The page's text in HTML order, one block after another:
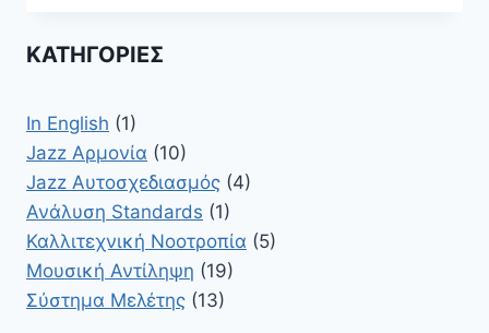
ΚΑΤΑΝΟΉΣΕΙΣ
ΑΡΜΟΝΊΑ
ΚΑΙ
ΤΗ
ΓΛΏΣΣΑ
ΤΟΥ
JAZZ
BLUES
ΚΑΤΗΓΟΡΊΕΣ
In English (1)
Jazz Αρμονία (10)
Jazz Αυτοσχεδιασμός (4)
Ανάλυση Standards (1)
Καλλιτεχνική Νοοτροπία (5)
Μουσική Αντίληψη (19)
Σύστημα Μελέτης (13)